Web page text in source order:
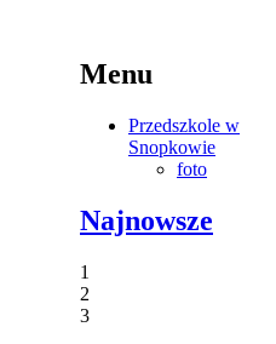
Menu
Przedszkole w
Snopkowie
foto
Najnowsze
1
2
3